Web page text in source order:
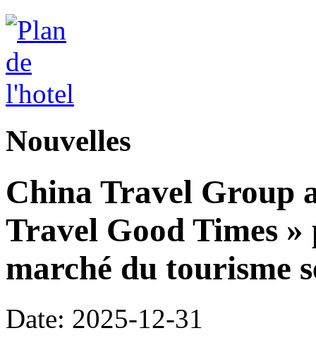
Nouvelles
China Travel Group
Travel Good Times »
marché du tourisme
Date: 2025-12-31